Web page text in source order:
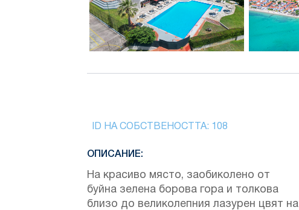
ID НА СОБСТВЕНОСТТА: 108
ОПИСАНИЕ:
На красиво място, заобиколено от
буйна зелена борова гора и толкова
близо до великолепния лазурен цвят на